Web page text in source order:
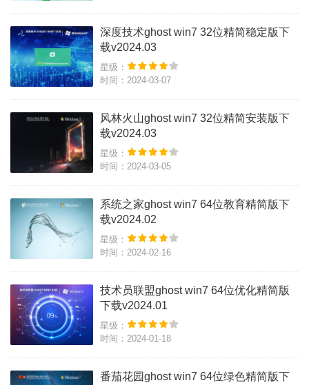
深度技术ghost win7 32位精简稳定版下
载v2024.03
星级：
时间：2024-03-07
风林火山ghost win7 32位精简安装版下
载v2024.03
星级：
时间：2024-03-05
系统之家ghost win7 64位教育精简版下
载v2024.02
星级：
时间：2024-02-16
技术员联盟ghost win7 64位优化精简版
下载v2024.01
星级：
时间：2024-01-18
番茄花园ghost win7 64位绿色精简版下